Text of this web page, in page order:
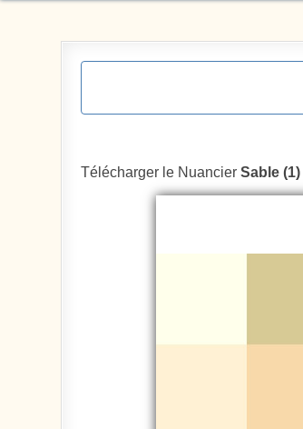
Télécharger le NuancierSable (1)